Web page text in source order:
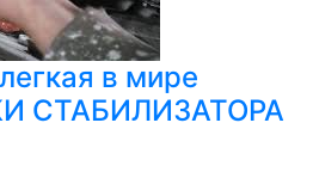
в мире
СТАБИЛИЗАТОРА